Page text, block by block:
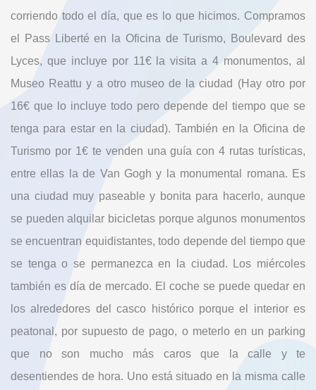
corriendo todo el día, que es lo que hicimos. Compramos
el Pass Liberté en la Oficina de Turismo, Boulevard des
Lyces, que incluye por 11€ la visita a 4 monumentos, al
Museo Reattu y a otro museo de la ciudad (Hay otro por
16€ que lo incluye todo pero depende del tiempo que se
tenga para estar en la ciudad). También en la Oficina de
Turismo por 1€ te venden una guía con 4 rutas turísticas,
entre ellas la de Van Gogh y la monumental romana. Es
una ciudad muy paseable y bonita para hacerlo, aunque
se pueden alquilar bicicletas porque algunos monumentos
se encuentran equidistantes, todo depende del tiempo que
se tenga o se permanezca en la ciudad. Los miércoles
también es día de mercado. El coche se puede quedar en
los alrededores del casco histórico porque el interior es
peatonal, por supuesto de pago, o meterlo en un parking
que no son mucho más caros que la calle y te
desentiendes de hora. Uno está situado en la misma calle